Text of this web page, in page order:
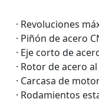
· Revoluciones
· Piñón de acero
· Eje corto de
· Rotor de acero
· Carcasa de
· Rodamientos